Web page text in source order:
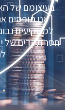
בעיצומם של
אנו תופסים
למשקיעים
חסר תקדים של